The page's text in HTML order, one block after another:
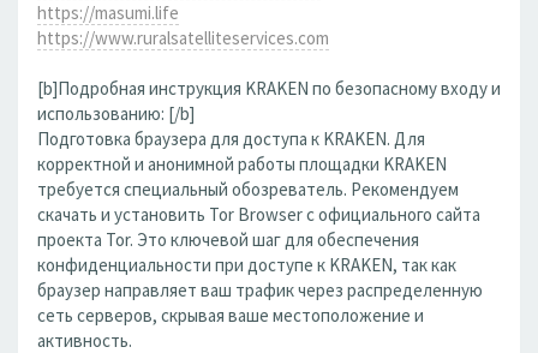
https://masumi.life
https://www.ruralsatelliteservices.com
[b]Подробная инструкция KRAKEN по безопасному входу и
использованию: [/b]
Подготовка браузера для доступа к KRAKEN. Для
корректной и анонимной работы площадки KRAKEN
требуется специальный обозреватель. Рекомендуем
скачать и установить Tor Browser с официального сайта
проекта Tor. Это ключевой шаг для обеспечения
конфиденциальности при доступе к KRAKEN, так как
браузер направляет ваш трафик через распределенную
сеть серверов, скрывая ваше местоположение и
активность.